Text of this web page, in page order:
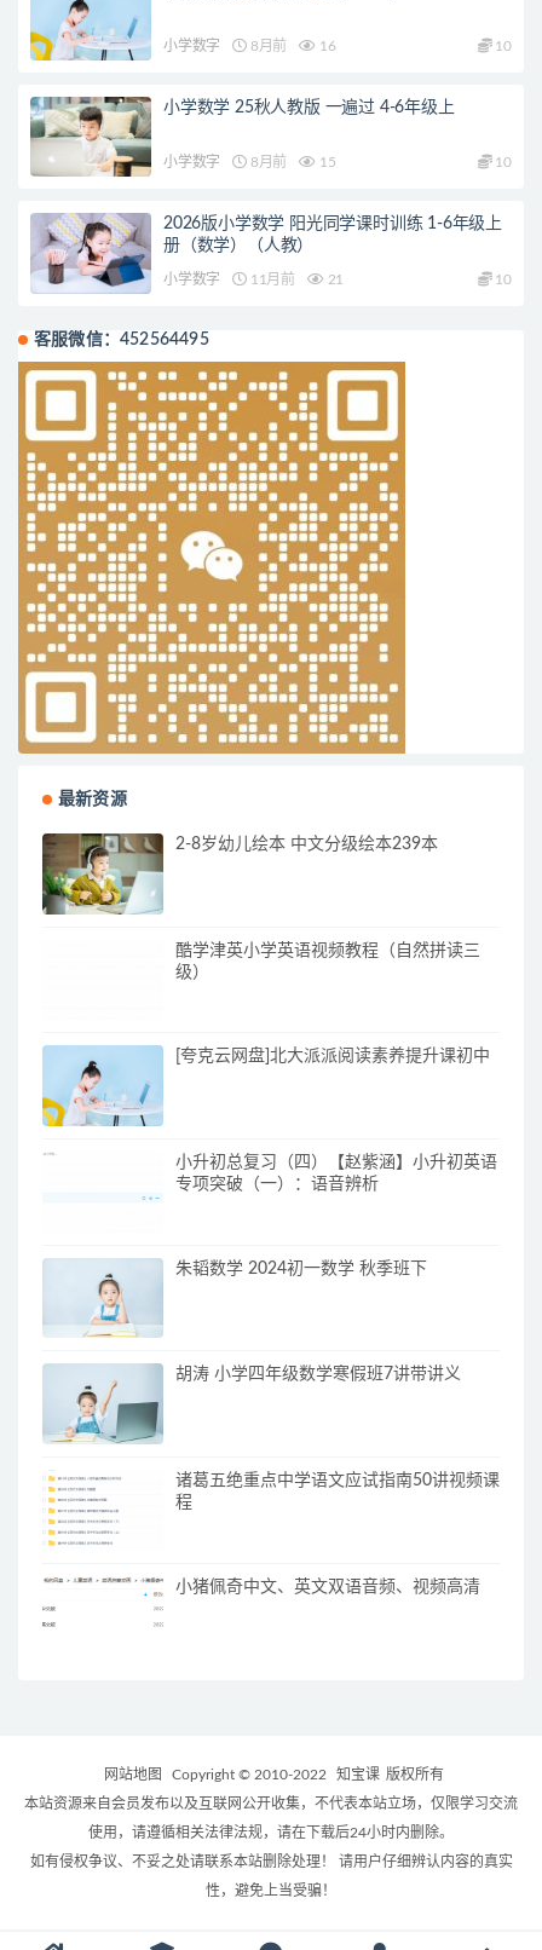
小学数字 8月前 16 10
小学数学 25秋人教版 一遍过 4-6年级上
小学数字 8月前 15 10
2026版小学数学 阳光同学课时训练 1-6年级上
册（数学）（人教）
小学数字 11月前 21 10
客服微信：452564495
最新资源
2-8岁幼儿绘本 中文分级绘本239本
酷学津英小学英语视频教程（自然拼读三
级）
[夸克云网盘]北大派派阅读素养提升课初中
小升初总复习（四）【赵紫涵】小升初英语
专项突破（一）：语音辨析
朱韬数学 2024初一数学 秋季班下
胡涛 小学四年级数学寒假班7讲带讲义
诸葛五绝重点中学语文应试指南50讲视频课
程
小猪佩奇中文、英文双语音频、视频高清
网站地图 Copyright © 2010-2022 知宝课 版权所有
本站资源来自会员发布以及互联网公开收集，不代表本站立场，仅限学习交流
使用，请遵循相关法律法规，请在下载后24小时内删除。
如有侵权争议、不妥之处请联系本站删除处理！ 请用户仔细辨认内容的真实
性，避免上当受骗！